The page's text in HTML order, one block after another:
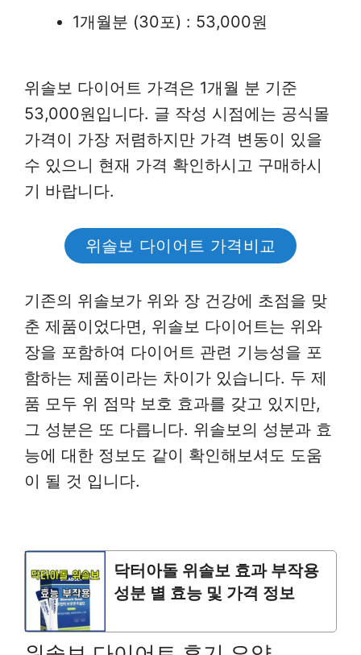
1개월분 (30포) : 53,000원
위솔보 다이어트 가격은 1개월 분 기준
53,000원입니다. 글 작성 시점에는 공식몰
가격이 가장 저렴하지만 가격 변동이 있을
수 있으니 현재 가격 확인하시고 구매하시
기 바랍니다.
위솔보 다이어트 가격비교
기존의 위솔보가 위와 장 건강에 초점을 맞
춘 제품이었다면, 위솔보 다이어트는 위와
장을 포함하여 다이어트 관련 기능성을 포
함하는 제품이라는 차이가 있습니다. 두 제
품 모두 위 점막 보호 효과를 갖고 있지만,
그 성분은 또 다릅니다. 위솔보의 성분과 효
능에 대한 정보도 같이 확인해보셔도 도움
이 될 것 입니다.
닥터아돌 위솔보 효과 부작용
성분 별 효능 및 가격 정보